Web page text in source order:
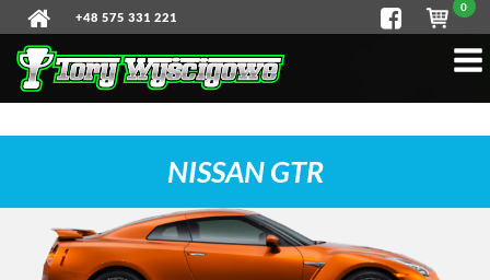
+48 575 331 221
0
NISSAN GTR